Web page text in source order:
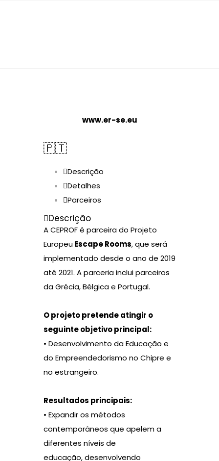
www.er-se.eu
🇵🇹
Descrição
Detalhes
Parceiros
Descrição
A CEPROF é parceira do Projeto
EuropeuEscape Rooms, que será
implementado desde o ano de 2019
até 2021. A parceria inclui parceiros
da Grécia, Bélgica e Portugal.
O projeto pretende atingir o
seguinte objetivo principal:
• Desenvolvimento da Educação e
do Empreendedorismo no Chipre e
no estrangeiro.
Resultados principais:
• Expandir os métodos
contemporâneos que apelem a
diferentes níveis de
educação, desenvolvendo